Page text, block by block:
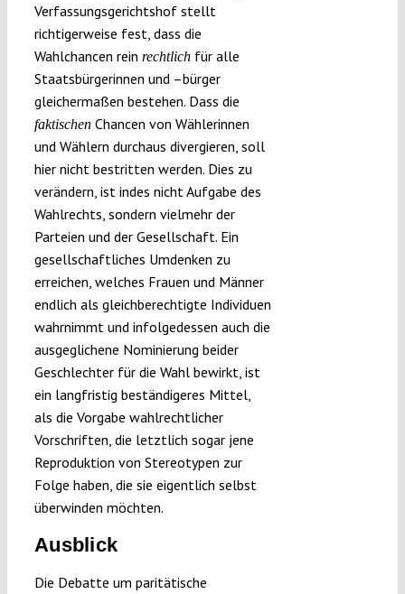
Verfassungsgerichtshof stellt
richtigerweise fest, dass die
Wahlchancen rein rechtlichfür alle
Staatsbürgerinnen und –bürger
gleichermaßen bestehen. Dass die
faktischenChancen von Wählerinnen
und Wählern durchaus divergieren, soll
hier nicht bestritten werden. Dies zu
verändern, ist indes nicht Aufgabe des
Wahlrechts, sondern vielmehr der
Parteien und der Gesellschaft. Ein
gesellschaftliches Umdenken zu
erreichen, welches Frauen und Männer
endlich als gleichberechtigte Individuen
wahrnimmt und infolgedessen auch die
ausgeglichene Nominierung beider
Geschlechter für die Wahl bewirkt, ist
ein langfristig beständigeres Mittel,
als die Vorgabe wahlrechtlicher
Vorschriften, die letztlich sogar jene
Reproduktion von Stereotypen zur
Folge haben, die sie eigentlich selbst
überwinden möchten.
Ausblick
Die Debatte um paritätische